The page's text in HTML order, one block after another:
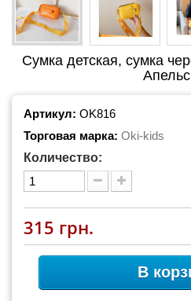
Сумка детская, сумка
Артикул: OK816
Торговая марка: Oki-kids
Количество:
315 грн.
В